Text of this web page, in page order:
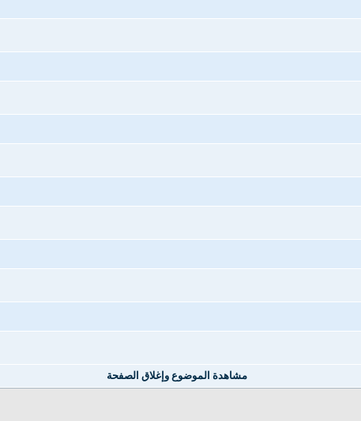
مشاهدة الموضوع وإغلاق الصفحة